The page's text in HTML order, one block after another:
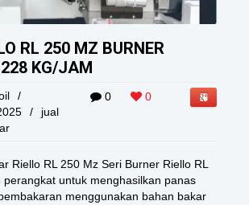
RL 250 MZ BURNER
KG/JAM
0 0
/
/
jual
Riello RL 250 Mz Seri Burner Riello RL
perangkat untuk menghasilkan panas
menggunakan bahan bakar